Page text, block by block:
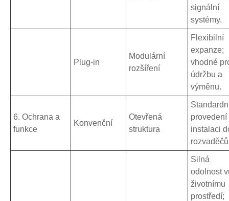
signální
systémy.
Plug-in
Modulární
rozšíření
Flexibilní
expanze;
vhodné
údržbu a
výměnu.
6. Ochrana a
funkce
Konvenční
Otevřená
struktura
provedení
instalaci
Silná
odolnost
životnímu
prostředí;